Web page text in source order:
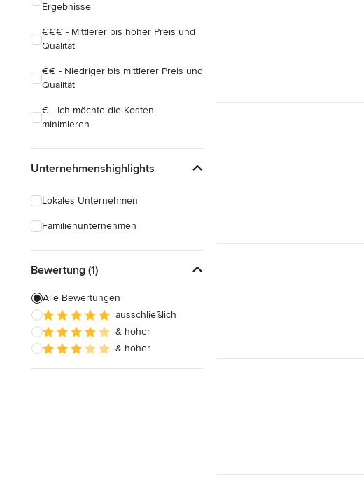
Ergebnisse
€€€ - Mittlerer bis hoher Preis und
Qualität
€€ - Niedriger bis mittlerer Preis und
Qualität
€ - Ich möchte die Kosten
minimieren
Unternehmenshighlights
Lokales Unternehmen
Familienunternehmen
Bewertung (1)
Alle Bewertungen
ausschließlich
& höher
& höher